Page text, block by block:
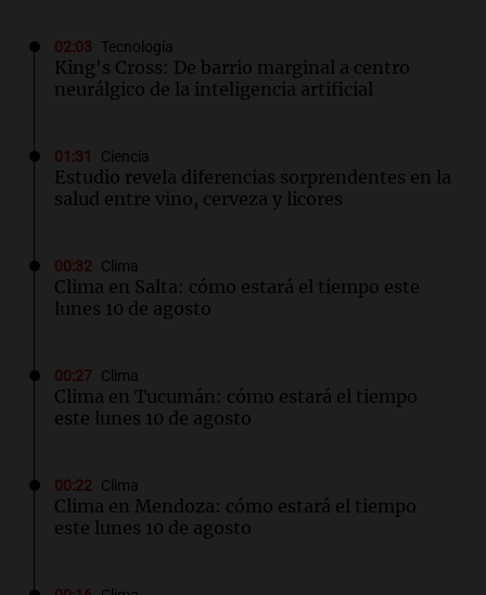
02:03 Tecnología
King's Cross: De barrio marginal a centro
neurálgico de la inteligencia artificial
01:31 Ciencia
Estudio revela diferencias sorprendentes en la
salud entre vino, cerveza y licores
00:32 Clima
Clima en Salta: cómo estará el tiempo este
lunes 10 de agosto
00:27 Clima
Clima en Tucumán: cómo estará el tiempo
este lunes 10 de agosto
00:22 Clima
Clima en Mendoza: cómo estará el tiempo
este lunes 10 de agosto